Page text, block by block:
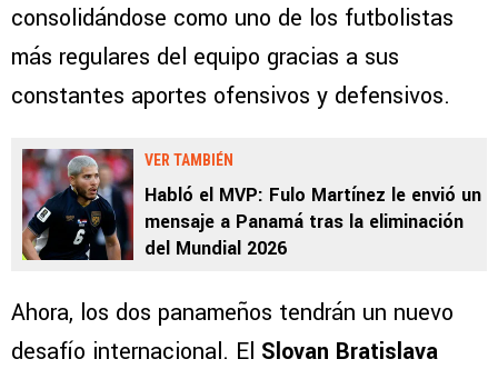
consolidándose como uno de los futbolistas
más regulares del equipo gracias a sus
constantes aportes ofensivos y defensivos.
VER TAMBIÉN
Habló el MVP: Fulo Martínez le envió un
mensaje a Panamá tras la eliminación
del Mundial 2026
Ahora, los dos panameños tendrán un nuevo
desafío internacional. El Slovan Bratislava